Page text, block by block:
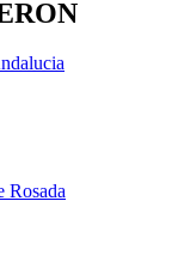
Rosada